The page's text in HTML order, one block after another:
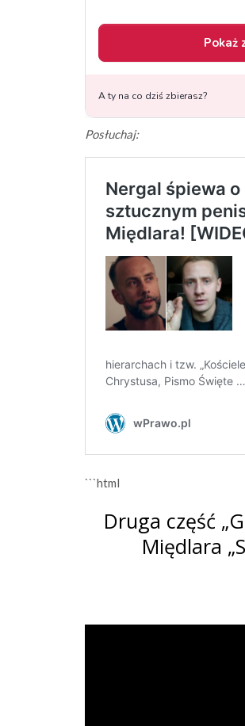
Posłuchaj:
```html
Druga część
Międlara